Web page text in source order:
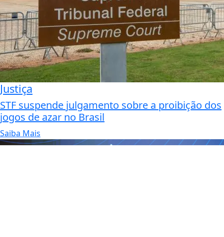
Justiça
STF suspende julgamento sobre a proibição dos
jogos de azar no Brasil
Saiba Mais